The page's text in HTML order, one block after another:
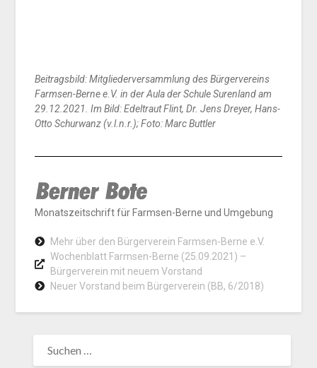
Beitragsbild: Mitgliederversammlung des Bürgervereins
Farmsen-Berne e.V. in der Aula der Schule Surenland am
29.12.2021. Im Bild:Edeltraut Flint, Dr. Jens Dreyer, Hans-
Otto Schurwanz (v.l.n.r.); Foto: Marc Buttler
Monatszeitschrift für Farmsen-Berne und Umgebung
Mehr über den Bürgerverein Farmsen-Berne e.V.
Wochenblatt Farmsen-Berne (25.09.2021) –
Bürgerverein mit neuem Vorstand
Neuer Vorstand beim Bürgerverein (BB, 6/2018)